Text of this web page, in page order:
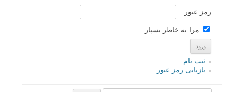
رمز عبور
مرا به خاطر بسپار
ثبت نام
بازیابی رمز عبور